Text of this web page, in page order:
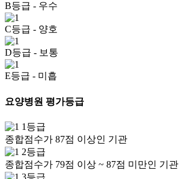
B등급 - 우수
C등급 - 양호
D등급 - 보통
E등급 - 미흡
요양병원 평가등급
1등급
종합점수가 87점 이상인 기관
2등급
종합점수가 79점 이상 ~ 87점 미만인 기관
3등급